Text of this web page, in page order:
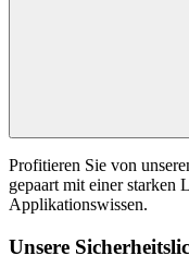
Profitieren Sie von
gepaart mit einer starken
Applikationswissen.
Unsere